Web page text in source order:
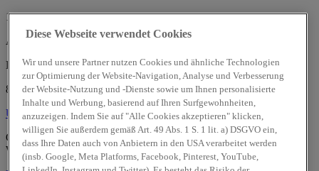
13:00 - 16:45 Uhr
Auto-Kirchmaier GmbH
Lindauer Straße 21
88074 Meckenbeuren -Liebenau
Über unsÜber uns
Geprüfte Gebrauchtwagen:
Wir sind offiziellerHyundai PromisePartner.
Diese Webseite verwendet Cookies
Wir und unsere Partner nutzen Cookies und ähnliche Technologien
zur Optimierung der Website-Navigation, Analyse und Verbesserung
der Website-Nutzung und -Dienste sowie um Ihnen personalisierte
Inhalte und Werbung, basierend auf Ihren Surfgewohnheiten,
anzuzeigen. Indem Sie auf "Alle Cookies akzeptieren" klicken,
willigen Sie außerdem gemäß Art. 49 Abs. 1 S. 1 lit. a) DSGVO ein,
dass Ihre Daten auch von Anbietern in den USA verarbeitet werden
(insb. Google, Meta Platforms, Facebook, Pinterest, YouTube,